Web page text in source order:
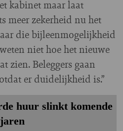
kabinet maar laat
meer zekerheid nu het
die bijleenmogelijkheid
niet hoe het nieuwe
zien. Beleggers gaan
er duidelijkheid is.”
huur slinkt komende
jaren